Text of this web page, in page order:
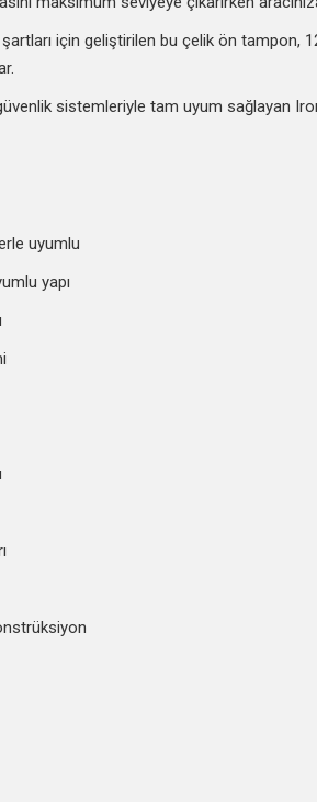
için geliştirilen bu çelik ön tampon,
sistemleriyle tam uyum sağlayan
uyumlu
yapı